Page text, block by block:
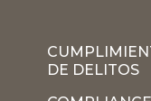
DE DELITOS